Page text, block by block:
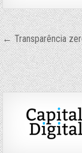
de
Post
← Transparência